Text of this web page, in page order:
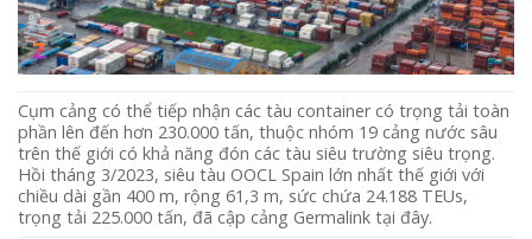
Cụm cảng có thể tiếp nhận các tàu container có trọng tải toàn
phần lên đến hơn 230.000 tấn, thuộc nhóm 19 cảng nước sâu
trên thế giới có khả năng đón các tàu siêu trường siêu trọng.
Hồi tháng 3/2023, siêu tàu OOCL Spain lớn nhất thế giới với
chiều dài gần 400 m, rộng 61,3 m, sức chứa 24.188 TEUs,
trọng tải 225.000 tấn, đã cập cảng Germalink tại đây.